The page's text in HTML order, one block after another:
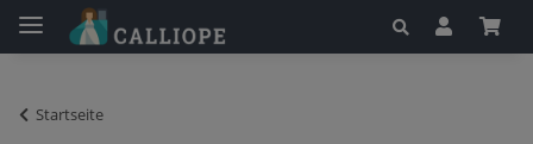
Startseite